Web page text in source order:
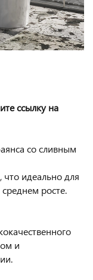
ссылку на
со сливным
идеально для
росте.
и